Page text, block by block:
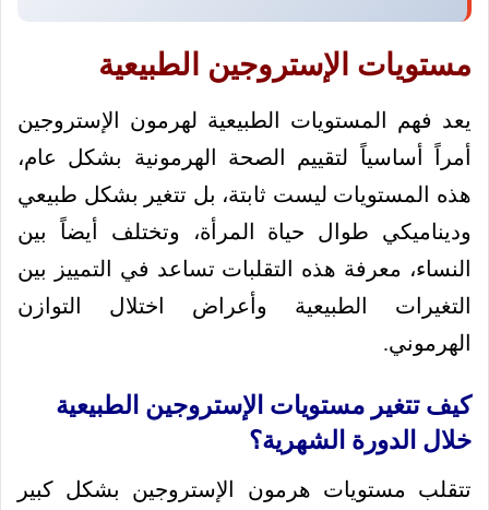
مستويات الإستروجين الطبيعية
يعد فهم المستويات الطبيعية لهرمون الإستروجين
أمراً أساسياً لتقييم الصحة الهرمونية بشكل عام،
هذه المستويات ليست ثابتة، بل تتغير بشكل طبيعي
وديناميكي طوال حياة المرأة، وتختلف أيضاً بين
النساء، معرفة هذه التقلبات تساعد في التمييز بين
التغيرات الطبيعية وأعراض اختلال التوازن
الهرموني.
كيف تتغير مستويات الإستروجين الطبيعية
خلال الدورة الشهرية؟
تتقلب مستويات هرمون الإستروجين بشكل كبير